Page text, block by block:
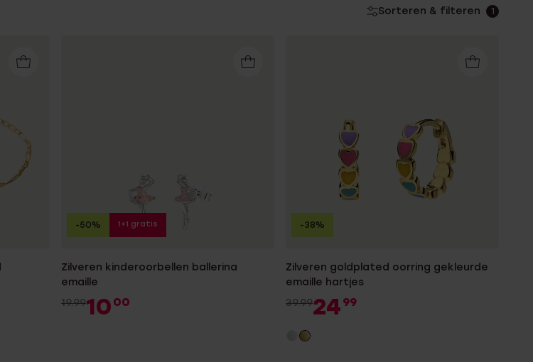
Sorteren & filteren 1
Zilveren kinderoorbellen ballerina
emaille
19.9910 00
-50% 1+1 gratis
Zilveren goldplated oorring gekleurde
emaille hartjes
39.9924 99
-38%